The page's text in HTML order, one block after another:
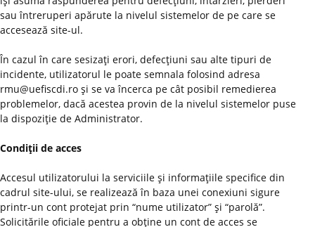
sau întreruperi apărute la nivelul sistemelor de pe care se
accesează site-ul.
În cazul în care sesizaţi erori, defecţiuni sau alte tipuri de
incidente, utilizatorul le poate semnala folosind adresa
rmu@uefiscdi.ro şi se va încerca pe cât posibil remedierea
problemelor, dacă acestea provin de la nivelul sistemelor puse
la dispoziţie de Administrator.
Condiţii de acces
Accesul utilizatorului la serviciile şi informaţiile specifice din
cadrul site-ului, se realizează în baza unei conexiuni sigure
printr-un cont protejat prin “nume utilizator” şi “parolă”.
Solicitările oficiale pentru a obţine un cont de acces se